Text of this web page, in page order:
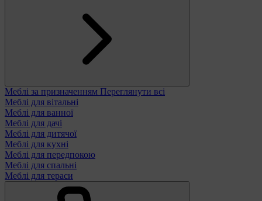
Меблі за призначенням Переглянути всі
Меблі для вітальні
Меблі для ванної
Меблі для дачі
Меблі для дитячої
Меблі для кухні
Меблі для передпокою
Меблі для спальні
Меблі для тераси